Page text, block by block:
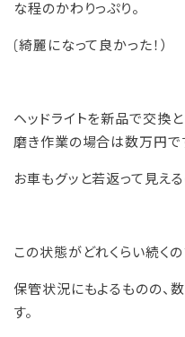
な程のかわりっぷり。
(綺麗になって良かった！）
ヘッドライトを新品で交換
磨き作業の場合は数万円で
お車もグッと若返って見え
この状態がどれくらい続く
保管状況にもよるものの、
す。